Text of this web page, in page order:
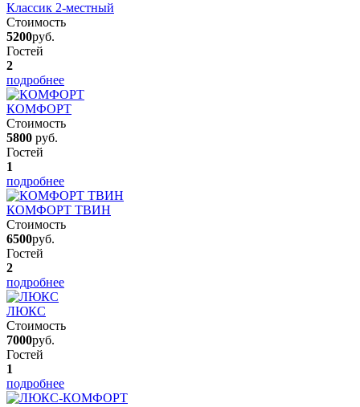
Классик 2-местный
Стоимость
5200руб.
Гостей
2
подробнее
КОМФОРТ
Стоимость
5800 руб.
Гостей
1
подробнее
КОМФОРТ ТВИН
Стоимость
6500руб.
Гостей
2
подробнее
ЛЮКС
Стоимость
7000руб.
Гостей
1
подробнее